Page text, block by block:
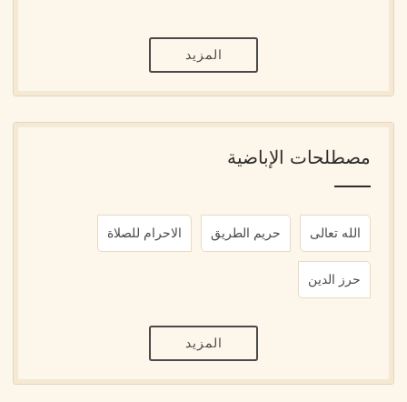
المزيد
مصطلحات الإباضية
الله تعالى حريم الطريق الاحرام للصلاة
حرز الدين
المزيد